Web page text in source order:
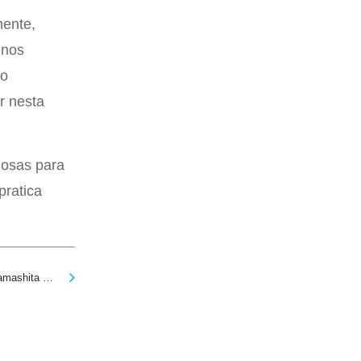
nesta
para
O que fazer e o que evitar ao aprender Judo, por Yoshiaki Yamashita (O Primeiro 10.º Dan)